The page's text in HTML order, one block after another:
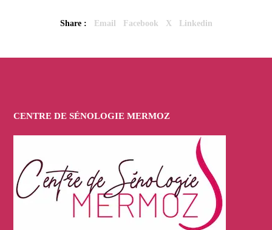
Share : Email Facebook X Linkedin
CENTRE DE SÉNOLOGIE MERMOZ